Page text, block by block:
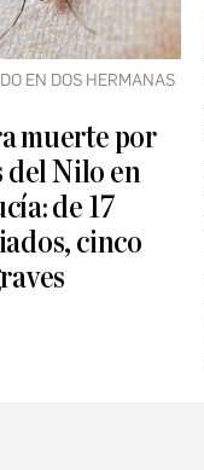
EN DOS HERMANAS
muerte por
del Nilo en
de 17
cinco